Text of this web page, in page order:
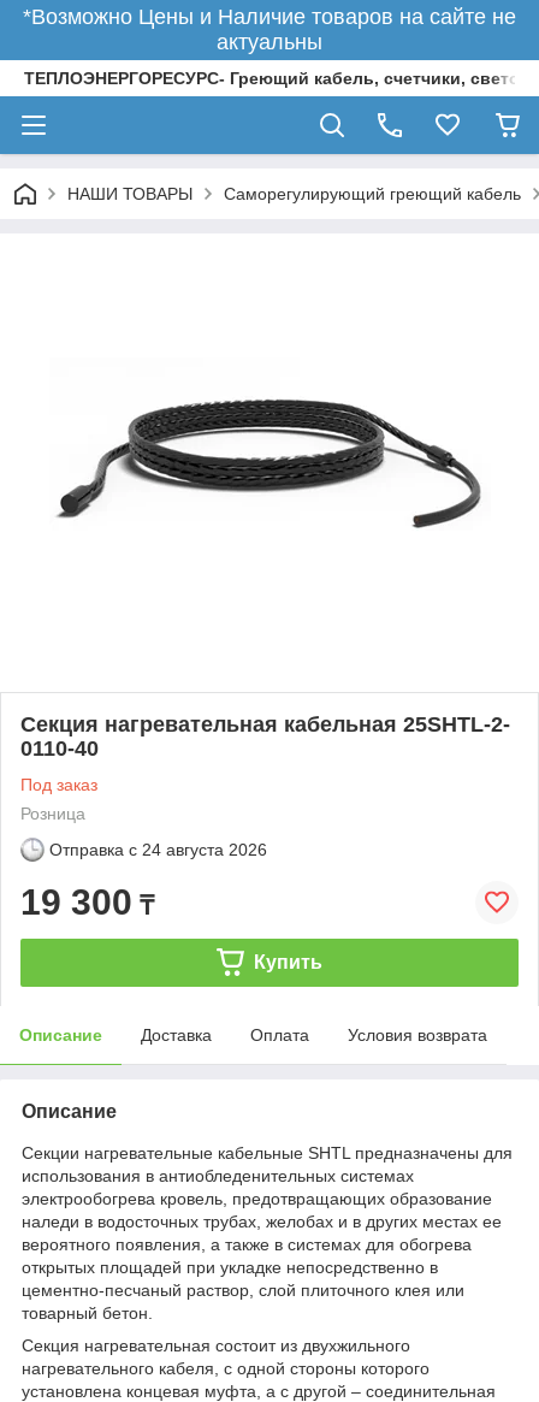
*Возможно Цены и Наличие товаров на сайте не
актуальны
ТЕПЛОЭНЕРГОРЕСУРС- Греющий кабель, счетчики,
НАШИ ТОВАРЫ Саморегулирующий греющий кабель
Секция нагревательная кабельная 25SHTL-2-
0110-40
Под заказ
Розница
Отправка с 24 августа 2026
19 300 ₸
Купить
Описание Доставка Оплата Условия возврата
Описание
Секции нагревательные кабельные SHTL предназначены для
использования в антиобледенительных системах
электрообогрева кровель, предотвращающих образование
наледи в водосточных трубах, желобах и в других местах ее
вероятного появления, а также в системах для обогрева
открытых площадей при укладке непосредственно в
цементно-песчаный раствор, слой плиточного клея или
товарный бетон.
Секция нагревательная состоит из двухжильного
нагревательного кабеля, с одной стороны которого
установлена концевая муфта, а с другой – соединительная